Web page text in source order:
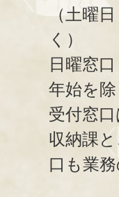
（土曜
く）
日曜窓口
年始を除
受付窓
収納課と
口も業務